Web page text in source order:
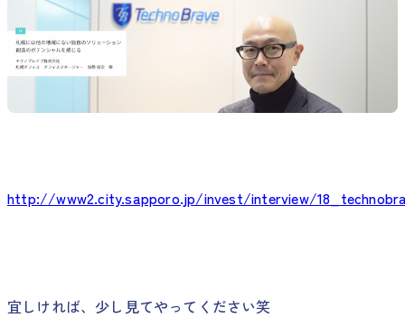
http://www2.city.sapporo.jp/invest/interview/
宜しければ、少し見てやってください笑